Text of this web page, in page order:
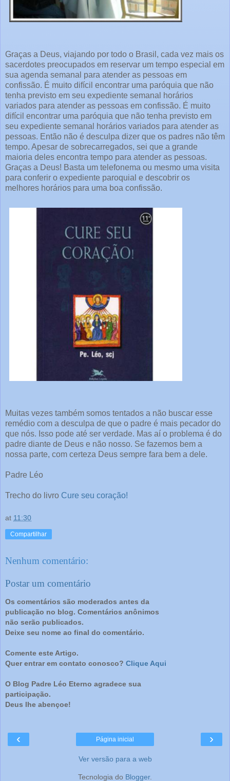
Graças a Deus, viajando por todo o Brasil, cada vez mais os
sacerdotes preocupados em reservar um tempo especial em
sua agenda semanal para atender as pessoas em
confissão. É muito difícil encontrar uma paróquia que não
tenha previsto em seu expediente semanal horários
variados para atender as pessoas em confissão. É muito
difícil encontrar uma paróquia que não tenha previsto em
seu expediente semanal horários variados para atender as
pessoas. Então não é desculpa dizer que os padres não têm
tempo. Apesar de sobrecarregados, sei que a grande
maioria deles encontra tempo para atender as pessoas.
Graças a Deus! Basta um telefonema ou mesmo uma visita
para conferir o expediente paroquial e descobrir os
melhores horários para uma boa confissão.
Muitas vezes também somos tentados a não buscar esse
remédio com a desculpa de que o padre é mais pecador do
que nós. Isso pode até ser verdade. Mas aí o problema é do
padre diante de Deus e não nosso. Se fazemos bem a
nossa parte, com certeza Deus sempre fara bem a dele.
Padre Léo
Trecho do livro Cure seu coração!
at 11:30
Compartilhar
Nenhum comentário:
Postar um comentário
Os comentários são moderados antes da
publicação no blog. Comentários anônimos
não serão publicados.
Deixe seu nome ao final do comentário.
Comente este Artigo.
Quer entrar em contato conosco? Clique Aqui
O Blog Padre Léo Eterno agradece sua
participação.
Deus lhe abençoe!
‹ ›
Página inicial
Ver versão para a web
Tecnologia do Blogger.